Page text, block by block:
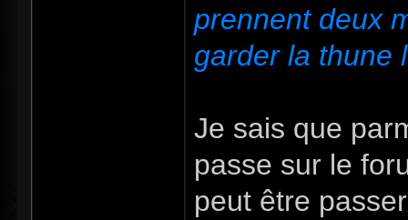
prennent deux
garder la thune
Je sais que
passe sur le
peut être